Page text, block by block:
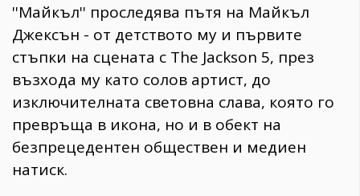
''Майкъл'' проследява пътя на Майкъл
Джексън - от детството му и първите
стъпки на сцената с The Jackson 5, през
възхода му като солов артист, до
изключителната световна слава, която го
превръща в икона, но и в обект на
безпрецедентен обществен и медиен
натиск.